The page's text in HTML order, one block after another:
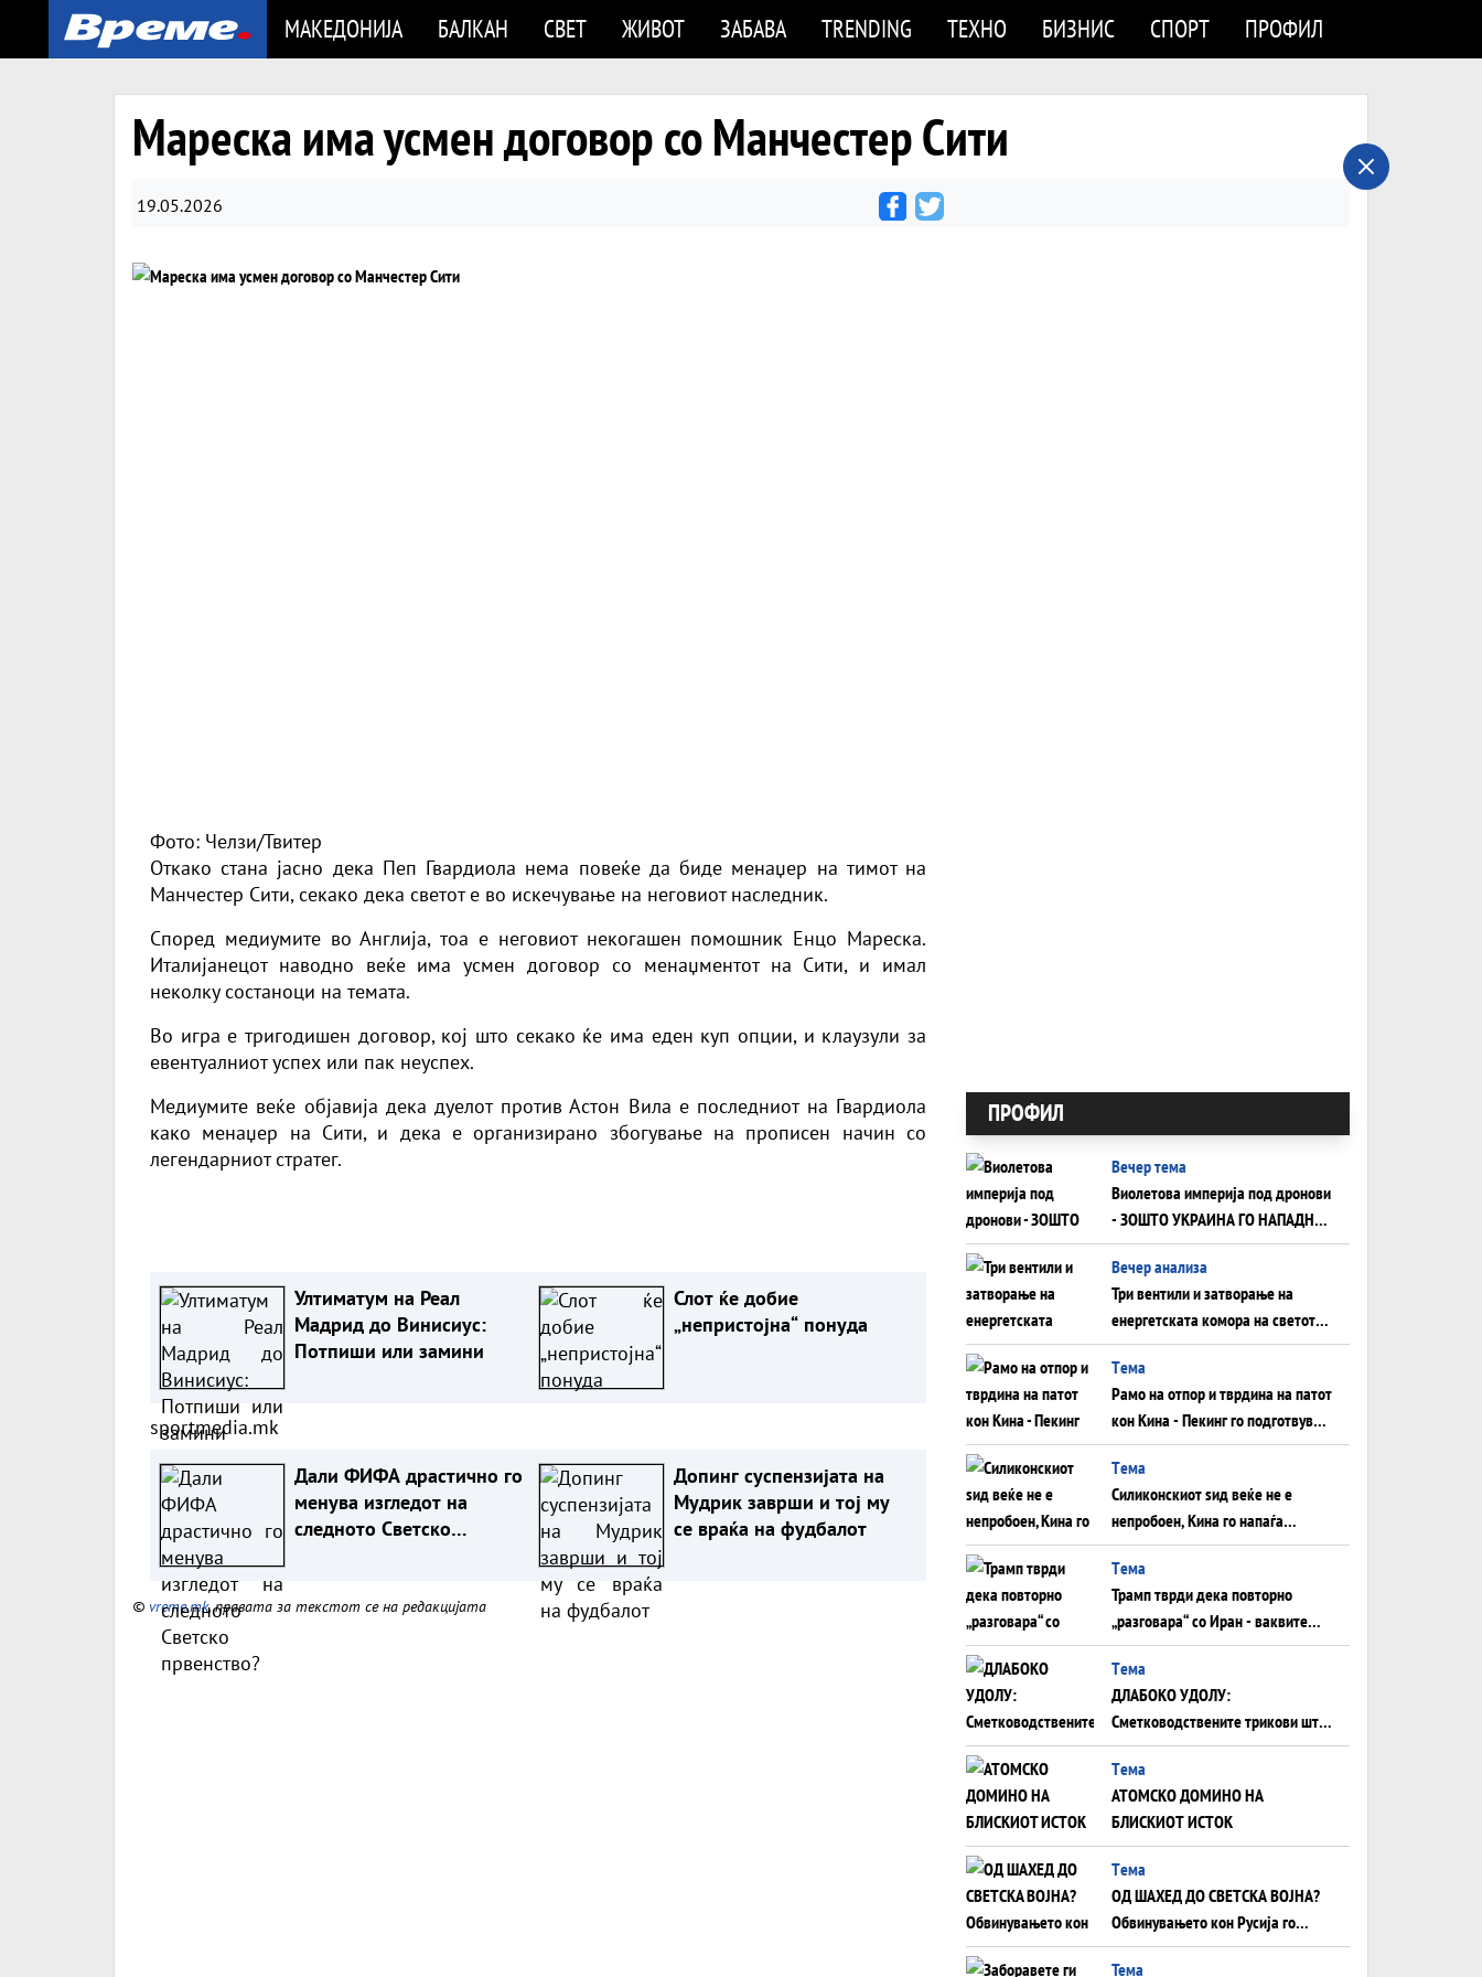
МАКЕДОНИЈА БАЛКАН СВЕТ ЖИВОТ ЗАБАВА TRENDING ТЕХНО БИЗНИС СПОРТ ПРОФИЛ
Мареска има усмен договор со Манчестер Сити
19.05.2026
Фото: Челзи/Твитер
Откако стана јасно дека Пеп Гвардиола нема повеќе да биде менаџер на тимот на
Манчестер Сити, секако дека светот е во искечување на неговиот наследник.
Според медиумите во Англија, тоа е неговиот некогашен помошник Енцо Мареска.
Италијанецот наводно веќе има усмен договор со менаџментот на Сити, и имал
неколку состаноци на темата.
Во игра е тригодишен договор, кој што секако ќе има еден куп опции, и клаузули за
евентуалниот успех или пак неуспех.
Медиумите веќе објавија дека дуелот против Астон Вила е последниот на Гвардиола
како менаџер на Сити, и дека е организирано збогување на прописен начин со
легендарниот стратег.
Ултиматум на Реал
Мадрид до Винисиус:
Потпиши или замини
Слот ќе добие
„непристојна“ понуда
sportmedia.mk
Дали ФИФА драстично го
менува изгледот на
следното Светско
Допинг суспензијата на
Мудрик заврши и тој му
се враќа на фудбалот
© vreme.mk, правата за текстот се на редакцијата
ПРОФИЛ
Вечер тема
Виолетова империја под дронови
- ЗОШТО УКРАИНА ГО НАПАДНА
РУСКИОТ WILDBERRIES
Вечер анализа
Три вентили и затворање на
енергетската комора на светот:
Нападот во Суец најавува
глобален енергетски инфаркт?
Tема
Рамо на отпор и тврдина на патот
кон Кина - Пекинг го подготвува
Иран за американска копнена
инвазија
Tема
Силиконскиот ѕид веќе не е
непробоен, Кина го напаѓа
последниот голем монопол на
Западот?
Tема
Трамп тврди дека повторно
„разговара“ со Иран - ваквите
моменти се поопасни од
отворените закани
Tема
ДЛАБОКО УДОЛУ:
Сметководствените трикови што
го соборија ЕНРОН ги
применуваат гигантите за ВИ
Tема
АТОМСКО ДОМИНО НА
БЛИСКИОТ ИСТОК
Tема
ОД ШАХЕД ДО СВЕТСКА ВОЈНА?
Обвинувањето кон Русија го
поврзува Блискиот Исток со
Тема